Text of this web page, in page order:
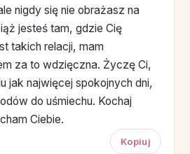
nigdy się nie obrażasz na
jesteś tam, gdzie Cię
takich relacji, mam
za to wdzięczna. Życzę Ci,
jak najwięcej spokojnych dni,
do uśmiechu. Kochaj
Ciebie.
Kopiuj